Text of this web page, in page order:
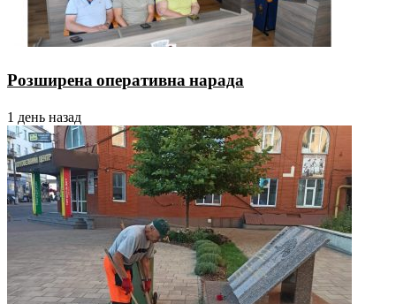
Розширена оперативна нарада
1 день назад